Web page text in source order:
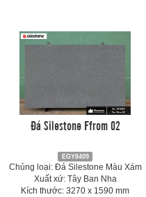
Đá Silestone Ffrom 02
EGY8409
Chủng loại: Đá Silestone Màu Xám
Xuất xứ: Tây Ban Nha
Kích thước: 3270 x 1590 mm